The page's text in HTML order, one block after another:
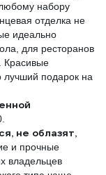
набору
отделка не
идеально
для ресторанов
Красивые
лучший подарок на
не облазят,
и прочные
владельцев